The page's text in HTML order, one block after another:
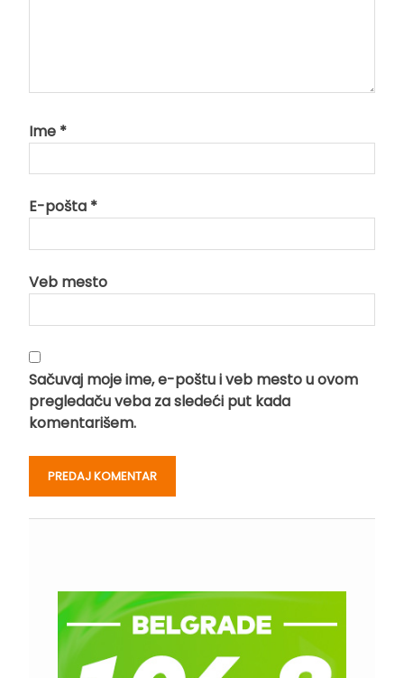
Ime *
E-pošta *
Veb mesto
Sačuvaj moje ime, e-poštu i veb mesto u ovom
pregledaču veba za sledeći put kada
komentarišem.